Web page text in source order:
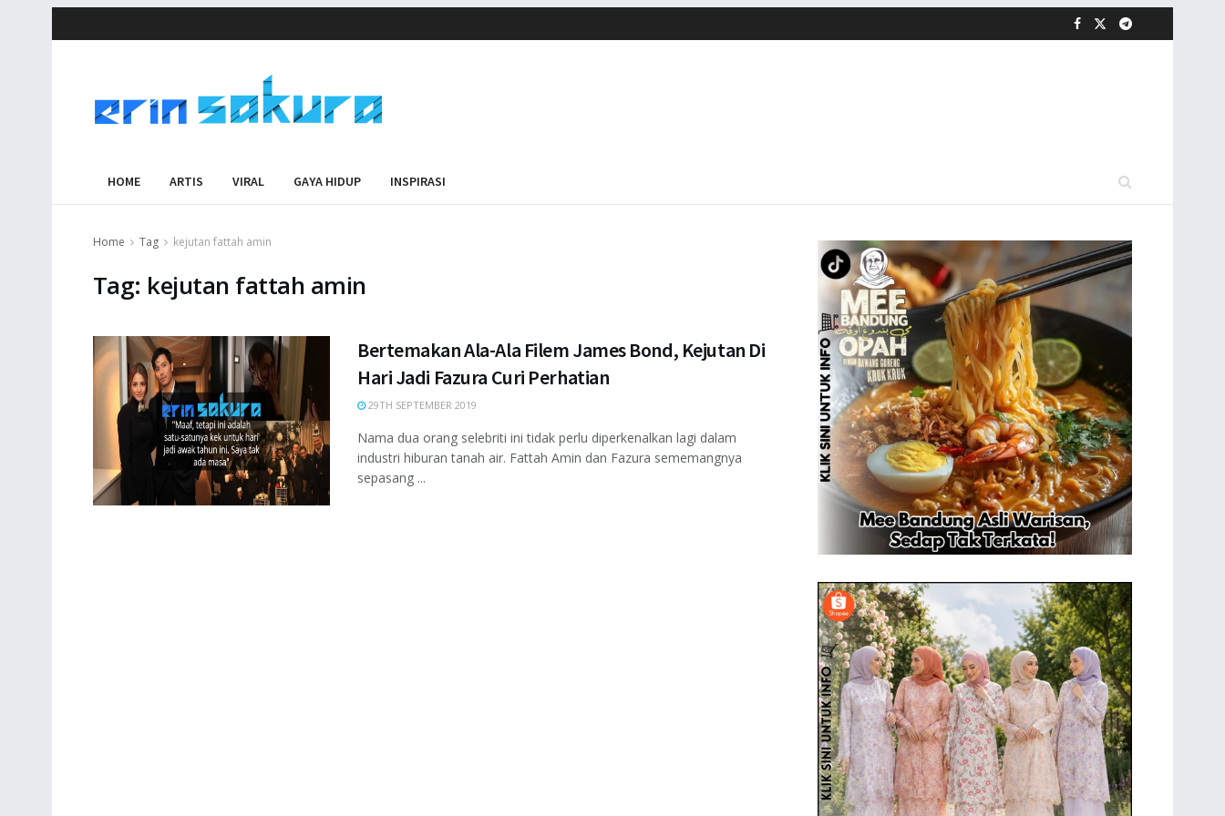
HOME ARTIS VIRAL GAYA HIDUP INSPIRASI
Home Tag kejutan fattah amin
Tag: kejutan fattah amin
Bertemakan Ala-Ala Filem James Bond, Kejutan Di
Hari Jadi Fazura Curi Perhatian
29TH SEPTEMBER 2019
Nama dua orang selebriti ini tidak perlu diperkenalkan lagi dalam
industri hiburan tanah air. Fattah Amin dan Fazura sememangnya
sepasang ...